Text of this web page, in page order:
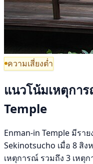
ความเสี่ยงต่ำ
แนวโน้มเหตุกา
Temple
Enman-in Temple มีรา
Sekinotsucho เมื่อ 8 สิ
เหตุการณ์ รวมถึง 3 เหตุ